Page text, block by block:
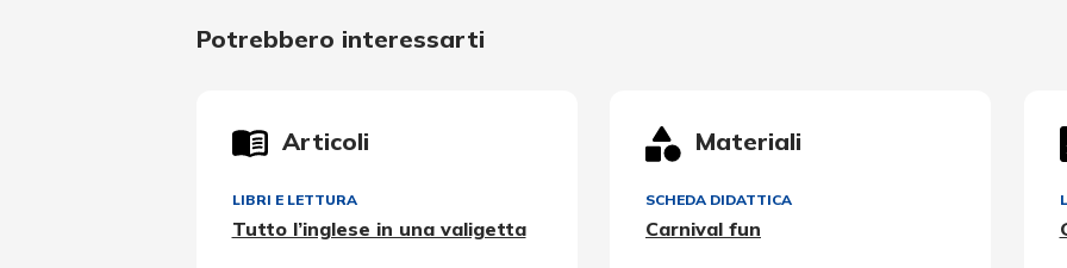
Potrebbero interessarti
Articoli
LIBRI E LETTURA
Tutto l’inglese in una valigetta
Materiali
SCHEDA DIDATTICA
Carnival fun